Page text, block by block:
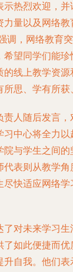
示热烈欢迎，
量以及网络教
调，网络教育
希望同学们能
的线上教学资
思、学有所获
责人随后发言
习中心将全力
院与学生之间
代表则从教学
尽快适应网络
了对未来学习
了如此便捷而
升自我。他们